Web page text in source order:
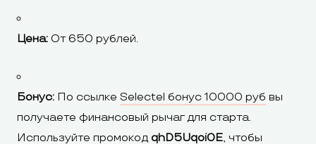
Цена: От 650 рублей.
Бонус: По ссылке Selectel бонус 10000 руб вы
получаете финансовый рычаг для старта.
Используйте промокод qhD5Uqoi0E, чтобы